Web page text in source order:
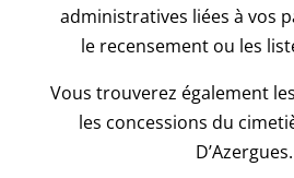
administratives liées à vos
le recensement ou les
Vous trouverez également
les concessions du
D’Azergues.